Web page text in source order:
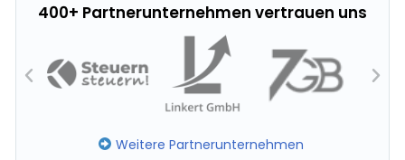
400+ Partnerunternehmen vertrauen uns
Weitere Partnerunternehmen